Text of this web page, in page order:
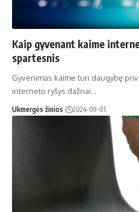
Kaip gyvenant kaime
spartesnis
Gyvenimas kaime turi daugybę
interneto ryšys dažnai…
Ukmergės žinios 2024-09-01